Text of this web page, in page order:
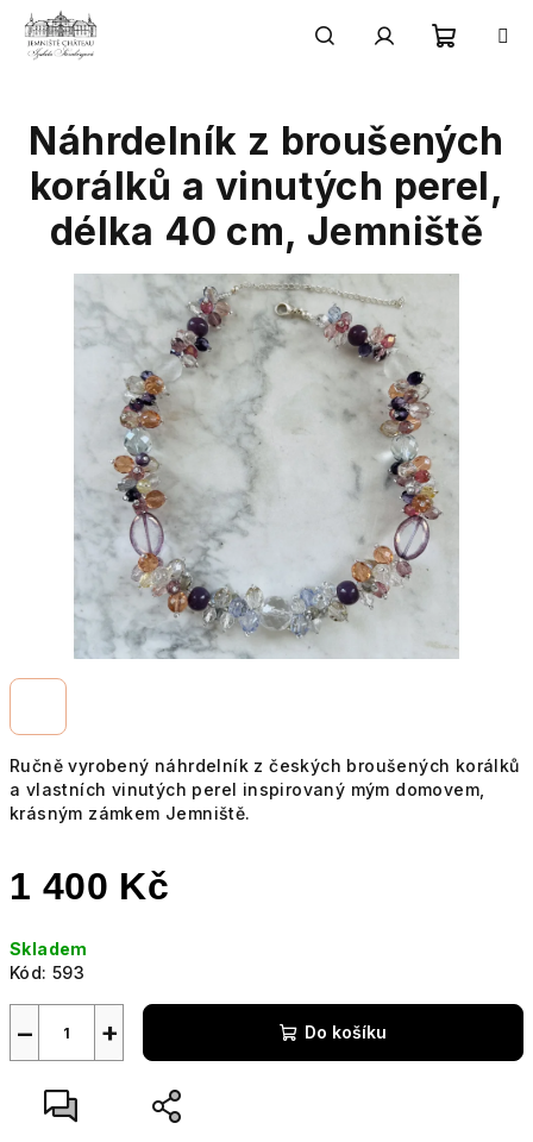
Přejít
obsah
košík
Ručně vyrobený náhrdelník z českých broušených korálků
a vlastních vinutých perel inspirovaný mým domovem,
krásným zámkem Jemniště.
1 400 Kč
cena:
Skladem
Kód: 593
+
− Do košíku
Náhrdelník z broušených
korálků a vinutých perel,
délka 40 cm, Jemniště